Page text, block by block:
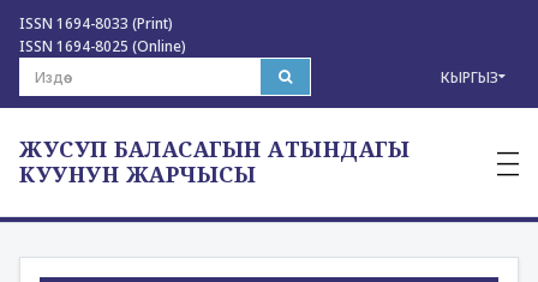
ISSN 1694-8033 (Print)
ISSN 1694-8025 (Online)
КЫРГЫЗ
ЖУСУП БАЛАСАГЫН АТЫНДАГЫ
КУУНУН ЖАРЧЫСЫ
—
—
—